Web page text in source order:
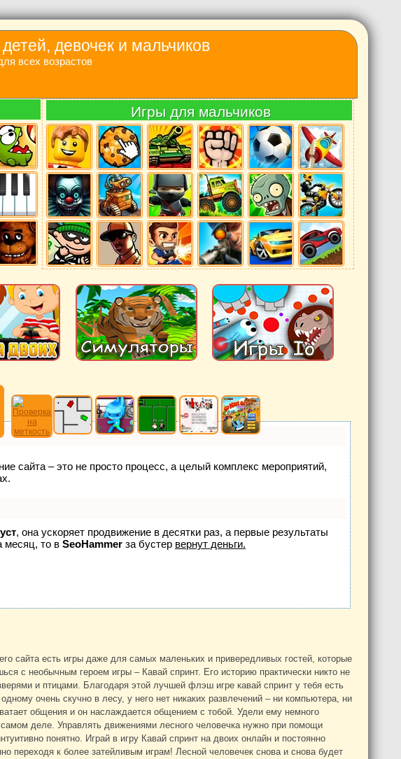
девочек и мальчиков
всех возрастов
Игры для мальчиков
сайта – это не просто процесс, а целый комплекс мероприятий,
, она ускоряет продвижение в десятки раз, а первые результаты
месяц, то в SeoHammer за бустер вернут деньги.
сайта есть игры даже для самых маленьких и привередливых гостей, которые
с необычным героем игры – Кавай спринт. Его историю практически никто не
и птицами. Благодаря этой лучшей флэш игре кавай спринт у тебя есть
очень скучно в лесу, у него нет никаких развлечений – ни компьютера, ни
общения и он наслаждается общением с тобой. Удели ему немного
деле. Управлять движениями лесного человечка нужно при помощи
понятно. Играй в игру Кавай спринт на двоих онлайн и постоянно
переходя к более затейливым играм! Лесной человечек снова и снова будет